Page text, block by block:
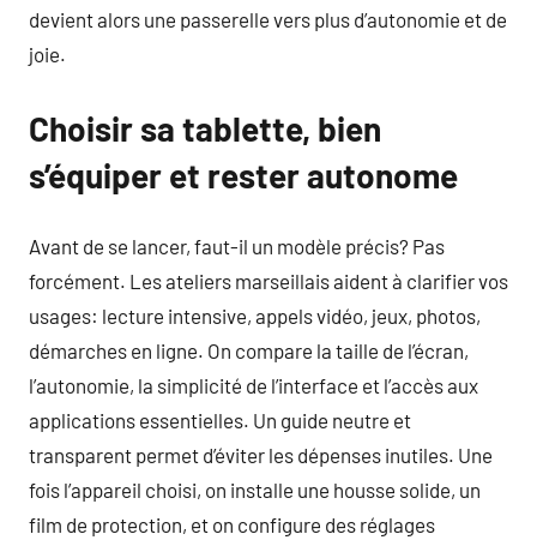
devient alors une passerelle vers plus d’autonomie et de
joie.
Choisir sa tablette, bien
s’équiper et rester autonome
Avant de se lancer, faut-il un modèle précis? Pas
forcément. Les ateliers marseillais aident à clarifier vos
usages: lecture intensive, appels vidéo, jeux, photos,
démarches en ligne. On compare la taille de l’écran,
l’autonomie, la simplicité de l’interface et l’accès aux
applications essentielles. Un guide neutre et
transparent permet d’éviter les dépenses inutiles. Une
fois l’appareil choisi, on installe une housse solide, un
film de protection, et on configure des réglages